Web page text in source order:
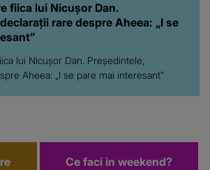
fiica lui Nicușor Dan.
rare despre Aheea: „I se
lui Nicușor Dan. Președintele,
Aheea: „I se pare mai interesant”
Ce faci in weekend?